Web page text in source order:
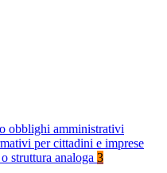
obblighi amministrativi
per cittadini e imprese
struttura analoga 3